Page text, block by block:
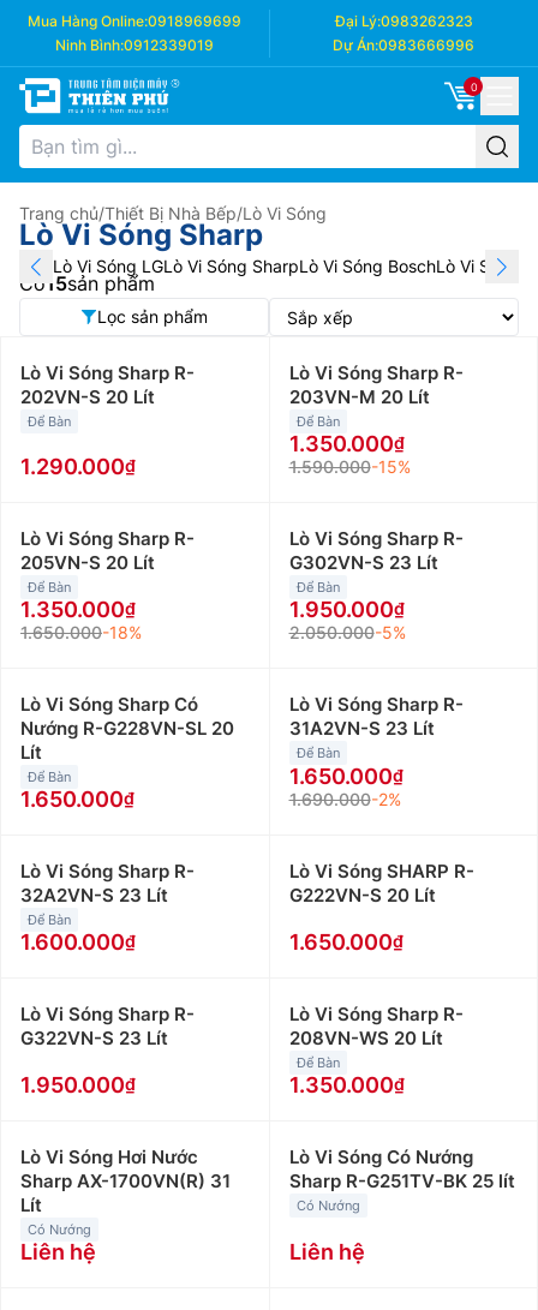
Mua Hàng Online:0918969699 Đại Lý:0983262323
Ninh Bình:0912339019 Dự Án:0983666996
0
Trang chủ/Thiết Bị Nhà Bếp/Lò Vi Sóng
Lò Vi Sóng Sharp
Lò Vi Sóng LGLò Vi Sóng SharpLò Vi Sóng BoschLò Vi Sóng
Có 15sản phẩm
Lọc sản phẩm
Lò Vi Sóng Sharp R-
202VN-S 20 Lít
Để Bàn
1.290.000
Lò Vi Sóng Sharp R-
203VN-M 20 Lít
Để Bàn
1.350.000
1.590.000-15%
Lò Vi Sóng Sharp R-
205VN-S 20 Lít
Để Bàn
1.350.000
1.650.000-18%
Lò Vi Sóng Sharp R-
G302VN-S 23 Lít
Để Bàn
1.950.000
2.050.000-5%
Lò Vi Sóng Sharp Có
Nướng R-G228VN-SL 20
Lít
Để Bàn
1.650.000
Lò Vi Sóng Sharp R-
31A2VN-S 23 Lít
Để Bàn
1.650.000
1.690.000-2%
Lò Vi Sóng Sharp R-
32A2VN-S 23 Lít
Để Bàn
1.600.000
Lò Vi Sóng SHARP R-
G222VN-S 20 Lít
1.650.000
Lò Vi Sóng Sharp R-
G322VN-S 23 Lít
1.950.000
Lò Vi Sóng Sharp R-
208VN-WS 20 Lít
Để Bàn
1.350.000
Lò Vi Sóng Hơi Nước
Sharp AX-1700VN(R) 31
Lít
Có Nướng
Liên hệ
Lò Vi Sóng Có Nướng
Sharp R-G251TV-BK 25 lít
Có Nướng
Liên hệ